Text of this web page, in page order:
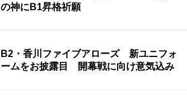
の神にB1昇格祈願
B2・香川ファイブアローズ 新ユニフォ
ームをお披露目 開幕戦に向け意気込み